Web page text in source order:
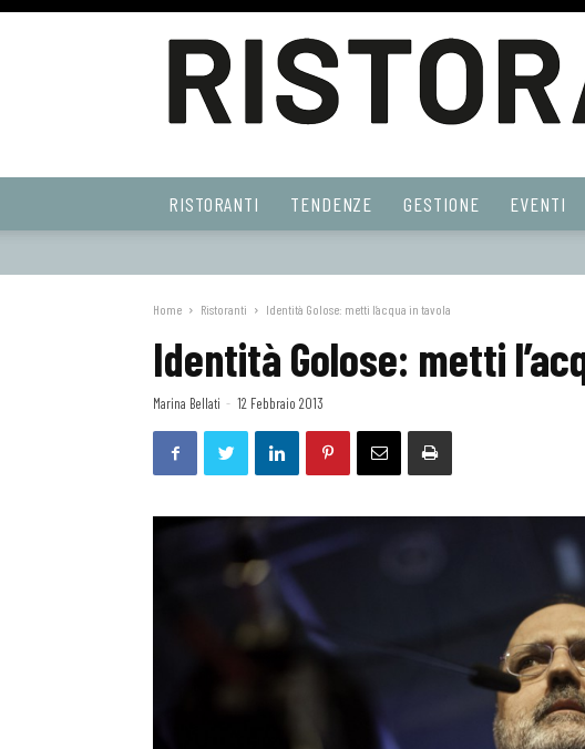
Web
RISTORANTI TENDENZE GESTIONE EVENTI
Home Ristoranti Identità Golose: metti l’acqua in tavola
Identità Golose: metti
Marina Bellati - 12 Febbraio 2013